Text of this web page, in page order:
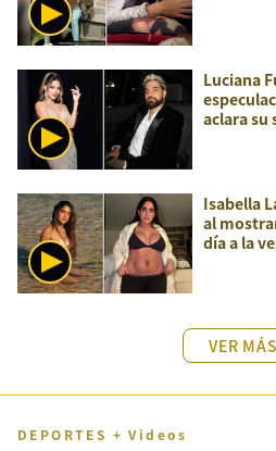
Luciana
aclara
Isabella
al
día a la
VER MÁS
DEPORTES + Videos